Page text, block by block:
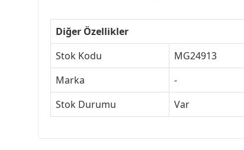
Diğer Özellikler
Stok Kodu
MG24913
Marka
-
Stok Durumu
Var